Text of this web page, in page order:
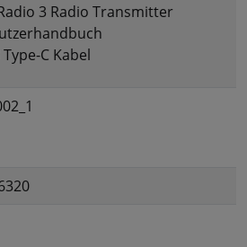
3 Radio Transmitter
Type-C Kabel